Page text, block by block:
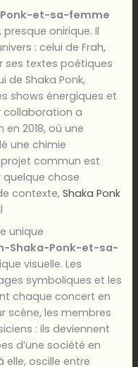
et-sa-femme
onirique. Il
: celui de Frah,
ses textes poétiques
de Shaka Ponk,
shows énergiques et
collaboration a
2018, où une
une chimie
projet commun est
quelque chose
contexte,Shaka Ponk
unique
Shaka-Ponk-et-sa-
visuelle. Les
symboliques et les
chaque concert en
scène, les membres
: ils deviennent
d’une société en
elle, oscille entre